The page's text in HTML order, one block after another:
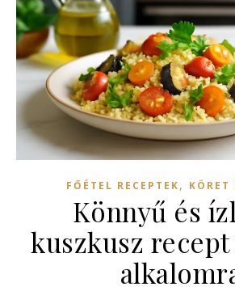
FŐÉTEL RECEPTEK, KÖRET
Könnyű és
kuszkusz